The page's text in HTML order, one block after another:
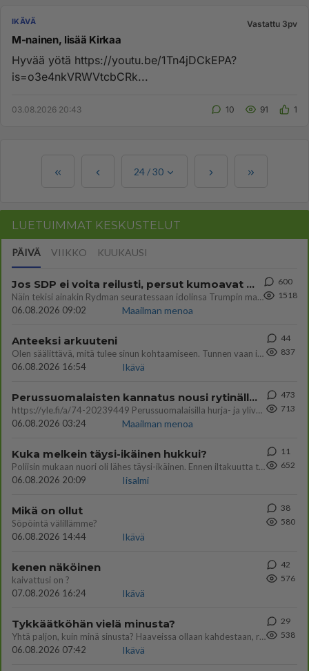
IKÄVÄ Vastattu 3pv
M-nainen, lisää Kirkaa
Hyvää yötä https://youtu.be/1Tn4jDCkEPA?
is=o3e4nkVRWVtcbCRk...
03.08.2026 20:43 10 91 1
24 /30
LUETUIMMAT KESKUSTELUT
PÄIVÄ VIIKKO KUUKAUSI
Jos SDP ei voita reilusti, persut kumoavat demokratian Suomesta
Näin tekisi ainakin Rydman seuratessaan idolinsa Trumpin mallia https://www.is.fi/politiikka/art-2000012187244.html
06.08.2026 09:02
Maailman menoa
600
1518
Anteeksi arkuuteni
Olen säälittävä, mitä tulee sinun kohtaamiseen. Tunnen vaan itseni todella epävarmaksi sun kanssa. Jos minun olisi pitän
06.08.2026 16:54
Ikävä
44
837
Perussuomalaisten kannatus nousi rytinällä Ylen tänään julkaisemassa tuoreimmassa gallup-kyselyssä.
https://yle.fi/a/74-20239449 Perussuomalaisilla hurja- ja ylivoimaisesti suurin nousu tässä uudessa Ylen gallupissa. Kyl
06.08.2026 03:24
Maailman menoa
473
713
Kuka melkein täysi-ikäinen hukkui?
Poliisin mukaan nuori oli lähes täysi-ikäinen. Ennen iltakuutta tulleen ilmoituksen mukaan ihminen oli joutunut mahdoll
06.08.2026 20:09
Iisalmi
11
652
Mikä on ollut
Söpöintä välillämme?
06.08.2026 14:44
Ikävä
38
580
kenen näköinen
kaivattusi on ?
07.08.2026 16:24
Ikävä
42
576
Tykkäätköhän vielä minusta?
Yhtä paljon, kuin minä sinusta? Haaveissa ollaan kahdestaan, rauhassa ja lähennytään fyysisesti ja tutustutaan syvemmin
06.08.2026 07:42
Ikävä
29
538